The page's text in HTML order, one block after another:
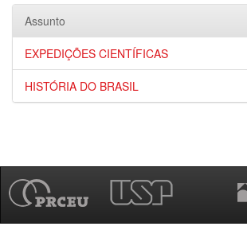
Assunto
EXPEDIÇÕES CIENTÍFICAS
HISTÓRIA DO BRASIL